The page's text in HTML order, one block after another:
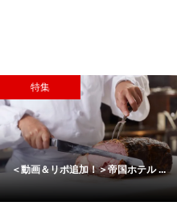
ニコンメガネ レンズメーカー直